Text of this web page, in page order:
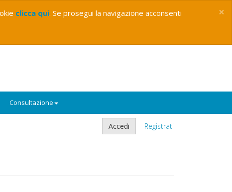
×
clicca qui. Se prosegui la navigazione acconsenti
Consultazione
Accedi Registrati